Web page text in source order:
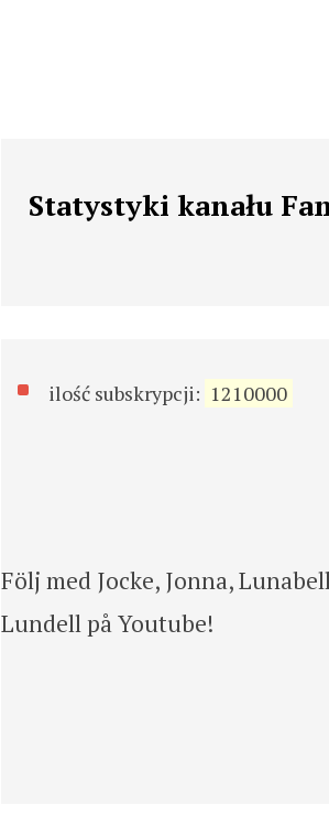
Statystyki kanału
ilość subskrypcji: 1210000
Följ med Jocke, Jonna,
Lundell på Youtube!